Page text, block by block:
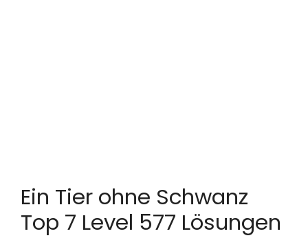
Ein Tier ohne Schwanz
Top 7 Level 577 Lösungen